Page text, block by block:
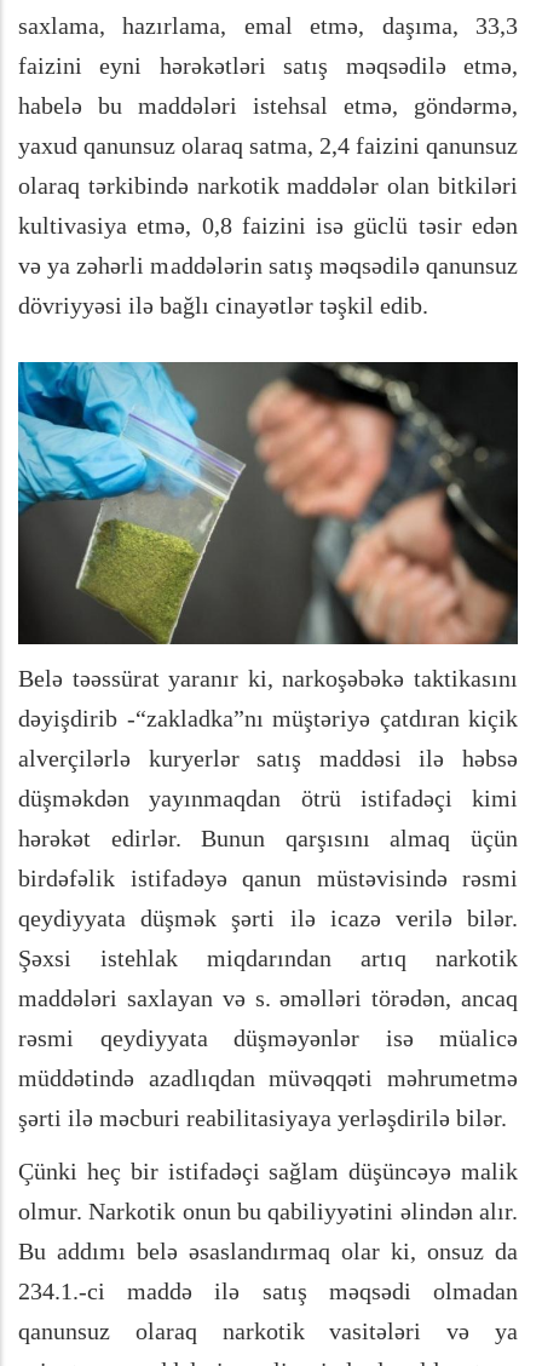
saxlama, hazırlama, emal etmə, daşıma, 33,3
faizini eyni hərəkətləri satış məqsədilə etmə,
habelə bu maddələri istehsal etmə, göndərmə,
yaxud qanunsuz olaraq satma, 2,4 faizini qanunsuz
olaraq tərkibində narkotik maddələr olan bitkiləri
kultivasiya etmə, 0,8 faizini isə güclü təsir edən
və ya zəhərli maddələrin satış məqsədilə qanunsuz
dövriyyəsi ilə bağlı cinayətlər təşkil edib.
Belə təəssürat yaranır ki, narkoşəbəkə taktikasını
dəyişdirib -“zakladka”nı müştəriyə çatdıran kiçik
alverçilərlə kuryerlər satış maddəsi ilə həbsə
düşməkdən yayınmaqdan ötrü istifadəçi kimi
hərəkət edirlər. Bunun qarşısını almaq üçün
birdəfəlik istifadəyə qanun müstəvisində rəsmi
qeydiyyata düşmək şərti ilə icazə verilə bilər.
Şəxsi istehlak miqdarından artıq narkotik
maddələri saxlayan və s. əməlləri törədən, ancaq
rəsmi qeydiyyata düşməyənlər isə müalicə
müddətində azadlıqdan müvəqqəti məhrumetmə
şərti ilə məcburi reabilitasiyaya yerləşdirilə bilər.
Çünki heç bir istifadəçi sağlam düşüncəyə malik
olmur. Narkotik onun bu qabiliyyətini əlindən alır.
Bu addımı belə əsaslandırmaq olar ki, onsuz da
234.1.-ci maddə ilə satış məqsədi olmadan
qanunsuz olaraq narkotik vasitələri və ya